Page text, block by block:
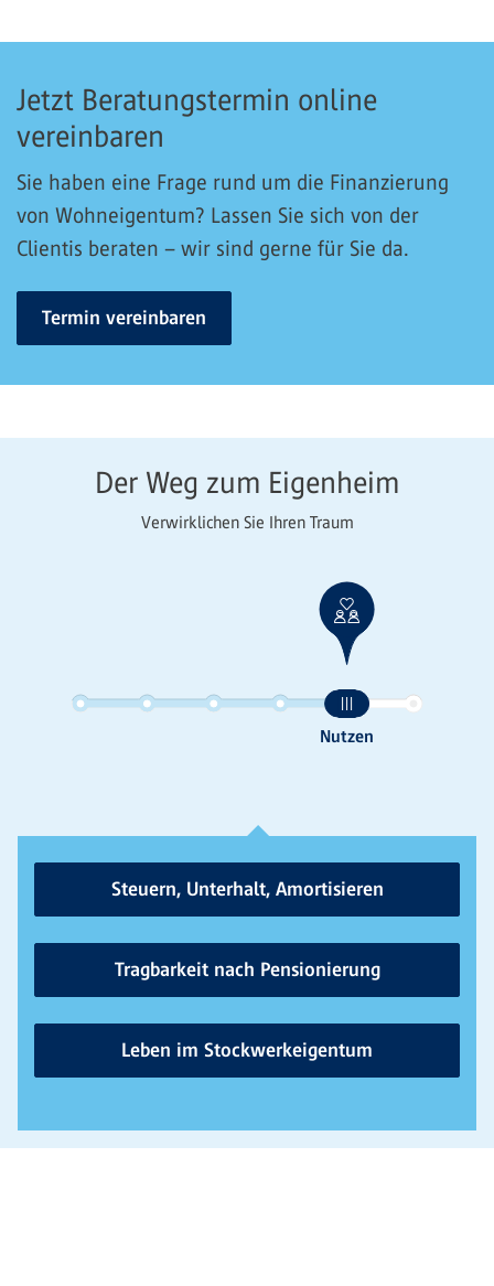
Jetzt Beratungstermin online
vereinbaren
Sie haben eine Frage rund um die Finanzierung
von Wohneigentum? Lassen Sie sich von der
Clientis beraten – wir sind gerne für Sie da.
Termin vereinbaren
Der Weg zum Eigenheim
Verwirklichen Sie Ihren Traum
Steuern, Unterhalt, Amortisieren
Tragbarkeit nach Pensionierung
Leben im Stockwerkeigentum